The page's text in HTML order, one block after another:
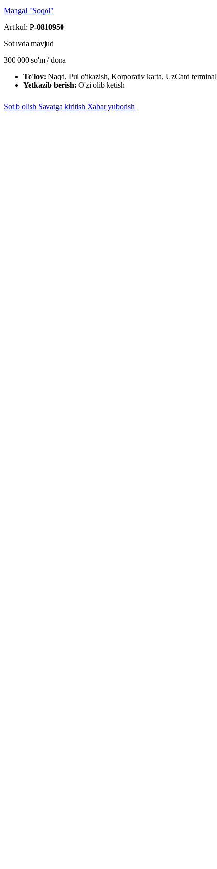
Mangal "Soqol"
Artikul: P-0810950
Sotuvda mavjud
300 000 so'm / dona
To'lov: Naqd, Pul o'tkazish, Korporativ karta, UzCard
Yetkazib berish: O'zi olib ketish
Sotib olish Savatga kiritish Xabar yuborish